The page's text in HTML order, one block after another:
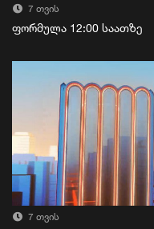
7 თვის
ფორმულა 12:00 საათზე
7 თვის